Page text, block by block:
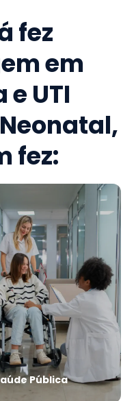
fez
em
UTI
,
fez:
Pública